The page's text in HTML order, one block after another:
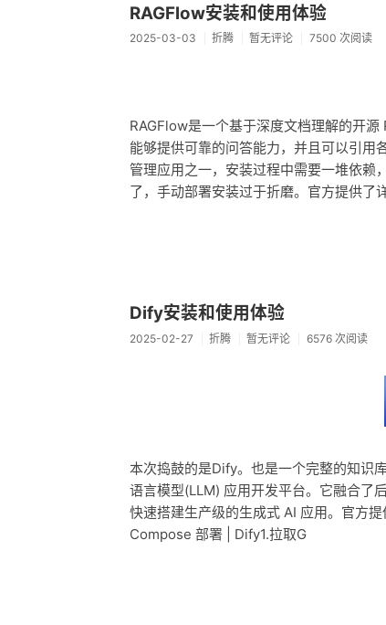
RAGFlow安装和使用体验
2025-03-03 折腾 暂无评论 7500 次阅读
RAGFlow是一个基于深度文档理解的开
能够提供可靠的问答能力，并且可以引用
管理应用之一，安装过程中需要一堆依
了，手动部署安装过于折磨。官方提供了
Dify安装和使用体验
2025-02-27 折腾 暂无评论 6576 次阅读
本次捣鼓的是Dify。也是一个完整的知识
语言模型(LLM) 应用开发平台。它融合了
快速搭建生产级的生成式 AI 应用。官方
Compose 部署 | Dify1.拉取G